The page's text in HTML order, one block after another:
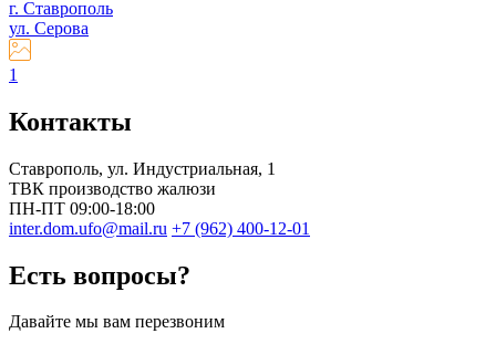
г. Ставрополь
ул. Серова
1
Контакты
Ставрополь, ул. Индустриальная, 1
ТВК производство жалюзи
ПН-ПТ 09:00-18:00
inter.dom.ufo@mail.ru +7 (962) 400-12-01
Есть вопросы?
Давайте мы вам перезвоним